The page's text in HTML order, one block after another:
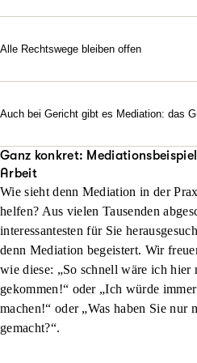
wohler fühlen und eher bereit sind,
zusätzlichen Kosten.
etwa wenn das Wohl eines Kindes
Vereinbarungen, die zwischen zwei
privatrechtlicher Vertrag. Wird er
Alle Rechtswege bleiben offen
Auch bei Gericht gibt es Mediation: das
Gericht heißt der Mediator
Parteien Lösungen vorschlagen und
Mediatoren – rechtliche
nicht fällen, kann aber einen
protokollieren. Die
nur protokolliert, wenn alle Parteien
Ganz konkret:
Arbeit
Wie sieht denn Mediation in der
helfen? Aus vielen Tausenden
interessantesten für Sie
denn Mediation begeistert. Wir
wie diese: „So schnell wäre ich hier
gekommen!“ oder „Ich würde
machen!“ oder „Was haben Sie nur
gemacht?“.